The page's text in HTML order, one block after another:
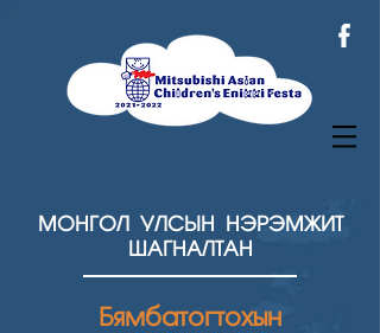
МОНГОЛ УЛСЫН НЭРЭМЖИТ
ШАГНАЛТАН
Бямбатогтохын